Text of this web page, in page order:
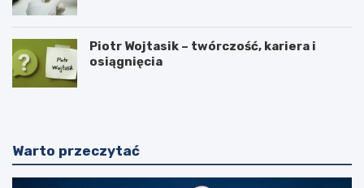
Piotr Wojtasik – twórczość, kariera i
osiągnięcia
Warto przeczytać